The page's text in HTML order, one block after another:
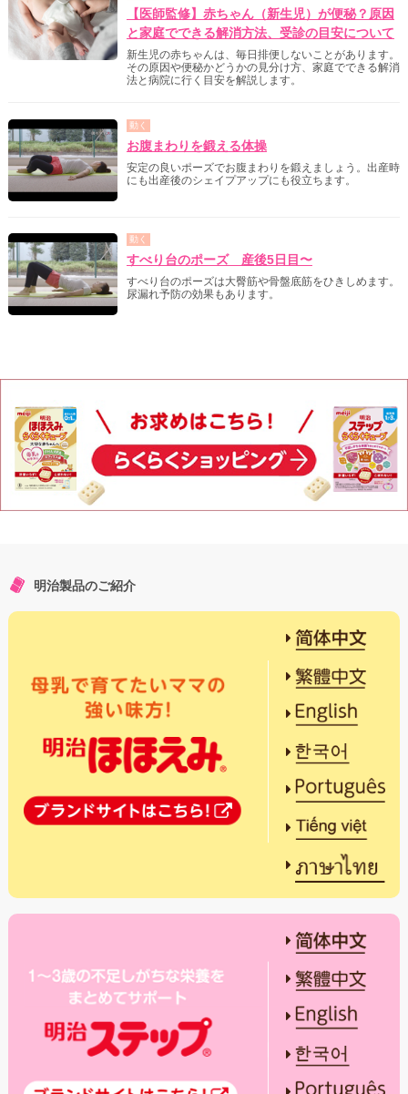
【医師監修】赤ちゃん（新生児）が便秘？原因
と家庭でできる解消方法、受診の目安について
新生児の赤ちゃんは、毎日排便しないことがあります。
その原因や便秘かどうかの見分け方、家庭でできる解消
法と病院に行く目安を解説します。
動く
お腹まわりを鍛える体操
安定の良いポーズでお腹まわりを鍛えましょう。出産時
にも出産後のシェイプアップにも役立ちます。
動く
すべり台のポーズ 産後5日目〜
すべり台のポーズは大臀筋や骨盤底筋をひきしめます。
尿漏れ予防の効果もあります。
明治製品のご紹介